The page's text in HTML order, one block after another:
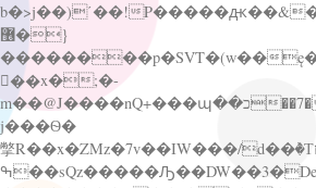
b�>j��)΄��!
޶�}
��������p�SVT�(w��
��x�;�-
m��@J����nQ+���պ��כ��7�Ma�jf��J��ͱ4
j���Ѳ�
撆R��x�ZMz�7v��IW���/d��ٞ�Тז�c�ZM~�ji��
ߒ��sQz�����Ԡ��DW��3�De�n"��M�+/